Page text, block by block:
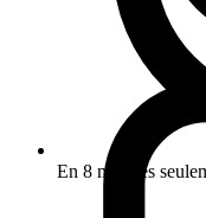
En 8 minutes